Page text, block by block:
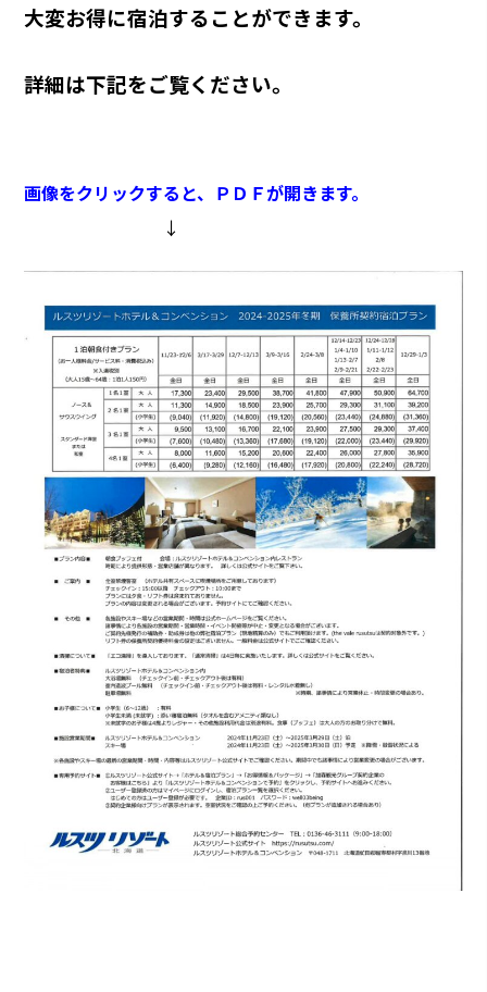
大変お得に宿泊することができます。
詳細は下記をご覧ください。
画像をクリックすると、ＰＤＦが開きます。
↓